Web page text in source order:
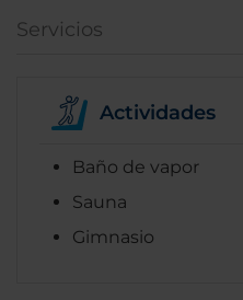
Servicios
Actividades
Baño de vapor
Sauna
Gimnasio